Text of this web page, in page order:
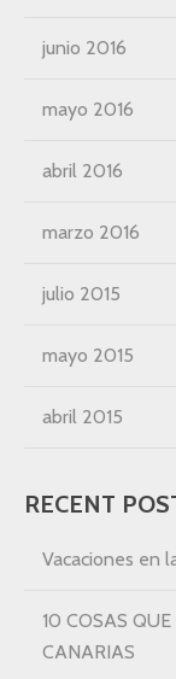
junio 2016
mayo 2016
abril 2016
marzo 2016
julio 2015
mayo 2015
abril 2015
RECENT
Vacaciones en
10 COSAS
CANARIAS